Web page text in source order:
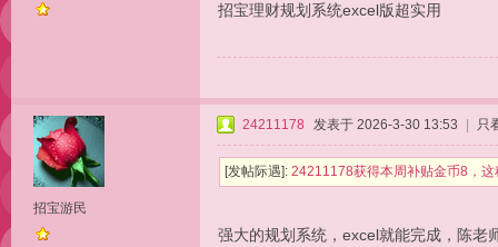
招宝理财规划系统excel版超实用
招宝游民
24211178 发表于 2026-3-30 13:53 只
[发帖际遇]: 24211178获得本周补贴金币8，
强大的规划系统，excel就能完成，陈老